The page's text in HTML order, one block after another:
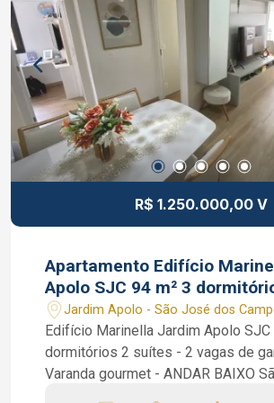
falar com o corretor de imóvel
CRECI 264.991 F (12) 99189-7273
Claro.
R$ 1.250.000,00 V
Apartamento Edifício
Apolo SJC 94 m² 3
Jardim Apolo - São José dos
Edifício Marinella Jardim Apolo SJC - 3
dormitórios 2 suítes - 2 vagas de
Varanda gourmet - ANDAR BAIXO São 3